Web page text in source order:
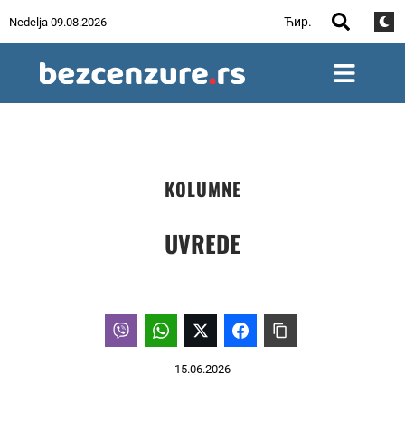
Nedelja 09.08.2026 Ћир.
KOLUMNE
UVREDE
15.06.2026